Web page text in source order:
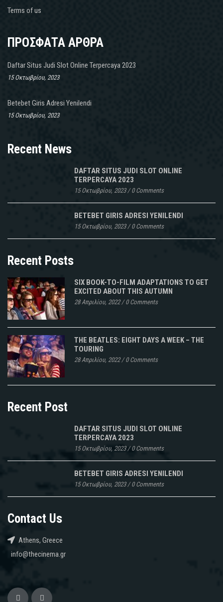
Terms of us
ΠΡΟΣΦΑΤΑ ΑΡΘΡΑ
Daftar Situs Judi Slot Online Terpercaya 2023
15 Οκτωβρίου, 2023
Betebet Giris Adresi Yenilendi
15 Οκτωβρίου, 2023
Recent News
DAFTAR SITUS JUDI SLOT ONLINE
TERPERCAYA 2023
15 Οκτωβρίου, 2023/0 Comments
BETEBET GIRIS ADRESI YENILENDI
15 Οκτωβρίου, 2023/0 Comments
Recent Posts
SIX BOOK-TO-FILM ADAPTATIONS TO GET
EXCITED ABOUT THIS AUTUMN
28 Απριλίου, 2022/0 Comments
THE BEATLES: EIGHT DAYS A WEEK – THE
TOURING
28 Απριλίου, 2022/0 Comments
Recent Post
DAFTAR SITUS JUDI SLOT ONLINE
TERPERCAYA 2023
15 Οκτωβρίου, 2023/0 Comments
BETEBET GIRIS ADRESI YENILENDI
15 Οκτωβρίου, 2023/0 Comments
Contact Us
Athens, Greece
info@thecinema.gr